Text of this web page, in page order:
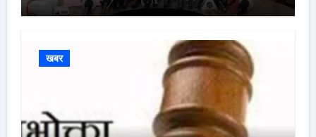
खबर